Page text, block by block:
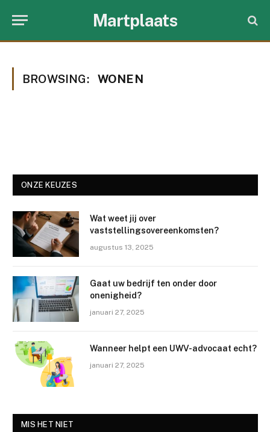
Martplaats
BROWSING: WONEN
ONZE KEUZES
Wat weet jij over
vaststellingsovereenkomsten?
augustus 13, 2025
Gaat uw bedrijf ten onder door
onenigheid?
januari 27, 2025
Wanneer helpt een UWV-advocaat echt?
januari 27, 2025
MIS HET NIET